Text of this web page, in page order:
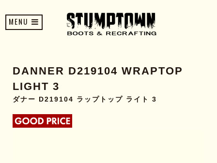
MENU
DANNER D219104 WRAPTOP
LIGHT 3
ダナー D219104 ラップトップ ライト 3